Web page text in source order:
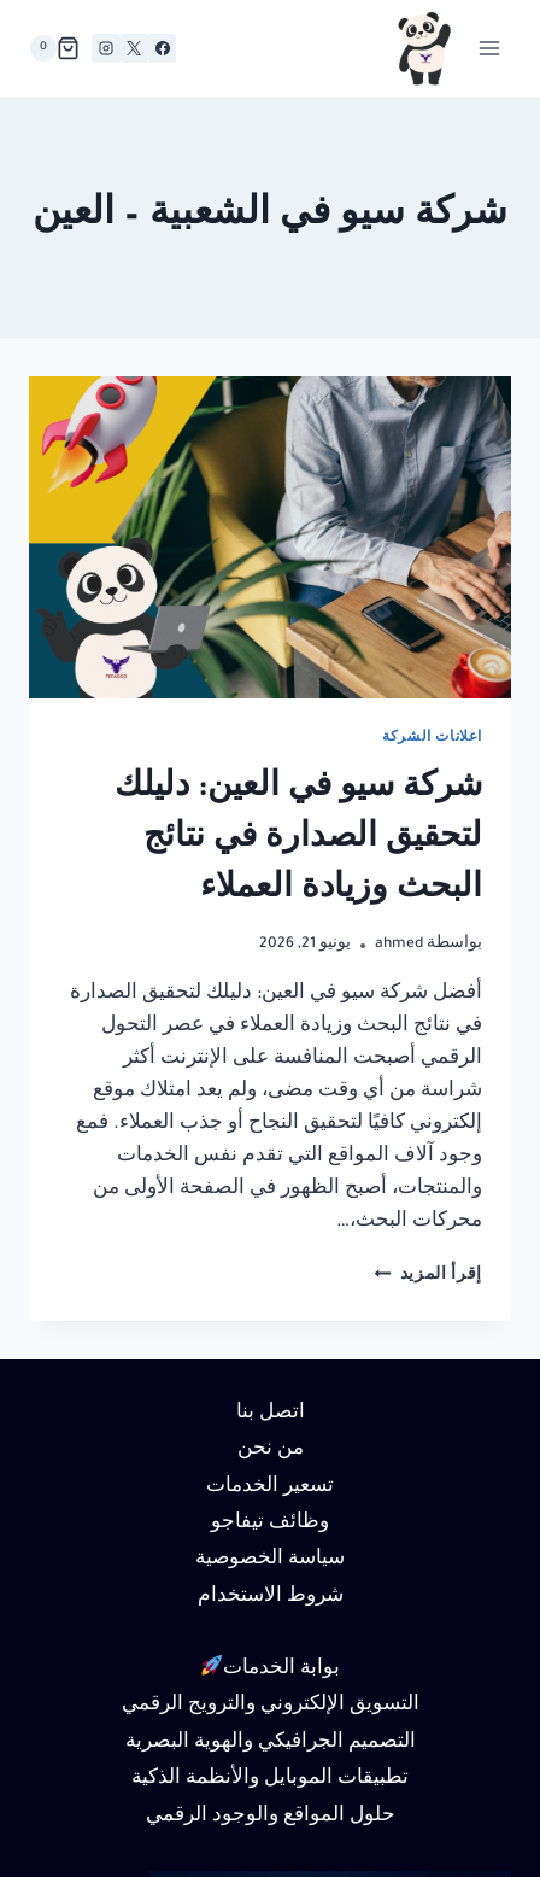
0
شركة سيو في الشعبية – العين
اعلانات الشركة
شركة سيو في العين: دليلك
لتحقيق الصدارة في نتائج
البحث وزيادة العملاء
بواسطة ahmed يونيو 21, 2026
أفضل شركة سيو في العين: دليلك لتحقيق الصدارة
في نتائج البحث وزيادة العملاء في عصر التحول
الرقمي أصبحت المنافسة على الإنترنت أكثر
شراسة من أي وقت مضى، ولم يعد امتلاك موقع
إلكتروني كافيًا لتحقيق النجاح أو جذب العملاء. فمع
وجود آلاف المواقع التي تقدم نفس الخدمات
والمنتجات، أصبح الظهور في الصفحة الأولى من
محركات البحث،…
إقرأ المزيد شركة
اتصل بنا
من نحن
تسعير الخدمات
وظائف تيفاجو
سياسة الخصوصية
شروط الاستخدام
بوابة الخدمات
التسويق الإلكتروني والترويج الرقمي
التصميم الجرافيكي والهوية البصرية
تطبيقات الموبايل والأنظمة الذكية
حلول المواقع والوجود الرقمي